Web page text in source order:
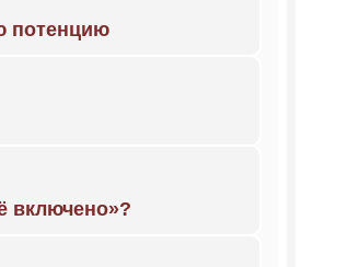
потенцию
включено»?